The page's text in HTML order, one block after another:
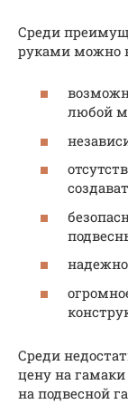
Среди
руками можно
любой
Среди
цену на
на подвесной